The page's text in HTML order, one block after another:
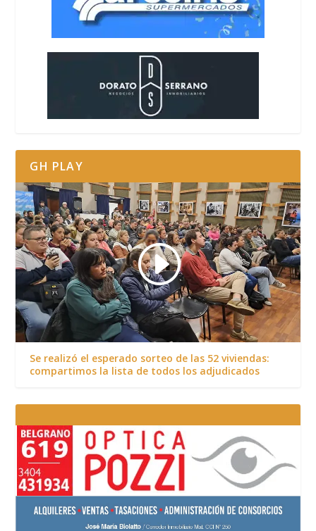
GH PLAY
Se realizó el esperado sorteo de las 52 viviendas:
compartimos la lista de todos los adjudicados